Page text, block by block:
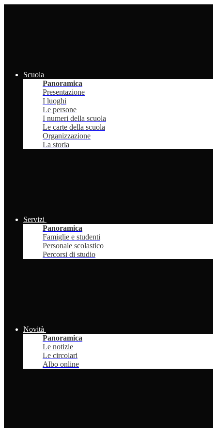
Scuola
Panoramica
Presentazione
I luoghi
Le persone
I numeri della scuola
Le carte della scuola
Organizzazione
La storia
Servizi
Panoramica
Famiglie e studenti
Personale scolastico
Percorsi di studio
Novità
Panoramica
Le notizie
Le circolari
Albo online